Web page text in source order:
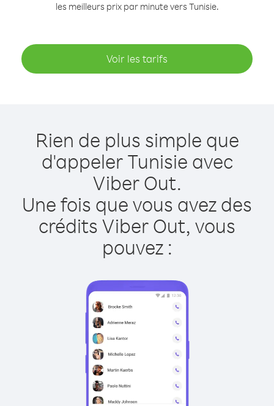
les meilleurs prix par minute vers Tunisie.
Voir les tarifs
Rien de plus simple que
d'appeler Tunisie avec
Viber Out.
Une fois que vous avez des
crédits Viber Out, vous
pouvez :